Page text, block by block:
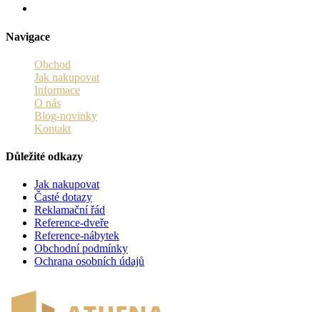
Navigace
Obchod
Jak nakupovat
Informace
O nás
Blog-novinky
Kontakt
Důležité odkazy
Jak nakupovat
Časté dotazy
Reklamační řád
Reference-dveře
Reference-nábytek
Obchodní podmínky
Ochrana osobních údajů